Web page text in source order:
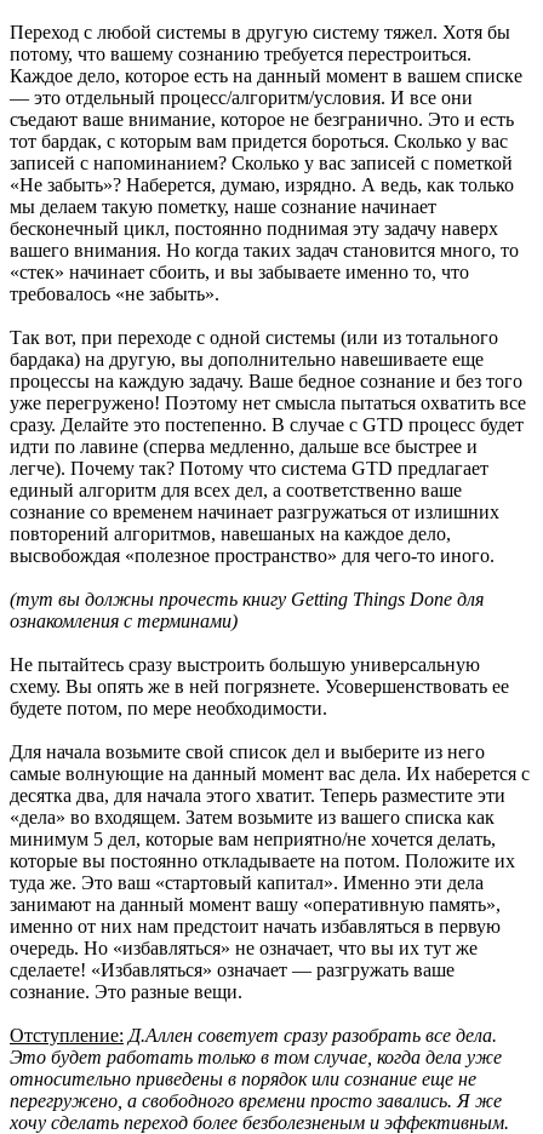
Переход с любой системы в другую систему тяжел. Хотя бы
потому, что вашему сознанию требуется перестроиться.
Каждое дело, которое есть на данный момент в вашем списке
— это отдельный процесс/алгоритм/условия. И все они
съедают ваше внимание, которое не безгранично. Это и есть
тот бардак, с которым вам придется бороться. Сколько у вас
записей с напоминанием? Сколько у вас записей с пометкой
«Не забыть»? Наберется, думаю, изрядно. А ведь, как только
мы делаем такую пометку, наше сознание начинает
бесконечный цикл, постоянно поднимая эту задачу наверх
вашего внимания. Но когда таких задач становится много, то
«стек» начинает сбоить, и вы забываете именно то, что
требовалось «не забыть».
Так вот, при переходе с одной системы (или из тотального
бардака) на другую, вы дополнительно навешиваете еще
процессы на каждую задачу. Ваше бедное сознание и без того
уже перегружено! Поэтому нет смысла пытаться охватить все
сразу. Делайте это постепенно. В случае с GTD процесс будет
идти по лавине (сперва медленно, дальше все быстрее и
легче). Почему так? Потому что система GTD предлагает
единый алгоритм для всех дел, а соответственно ваше
сознание со временем начинает разгружаться от излишних
повторений алгоритмов, навешаных на каждое дело,
высвобождая «полезное пространство» для чего-то иного.
(тут вы должны прочесть книгу Getting Things Done для
ознакомления с терминами)
Не пытайтесь сразу выстроить большую универсальную
схему. Вы опять же в ней погрязнете. Усовершенствовать ее
будете потом, по мере необходимости.
Для начала возьмите свой список дел и выберите из него
самые волнующие на данный момент вас дела. Их наберется с
десятка два, для начала этого хватит. Теперь разместите эти
«дела» во входящем. Затем возьмите из вашего списка как
минимум 5 дел, которые вам неприятно/не хочется делать,
которые вы постоянно откладываете на потом. Положите их
туда же. Это ваш «стартовый капитал». Именно эти дела
занимают на данный момент вашу «оперативную память»,
именно от них нам предстоит начать избавляться в первую
очередь. Но «избавляться» не означает, что вы их тут же
сделаете! «Избавляться» означает — разгружать ваше
сознание. Это разные вещи.
Отступление: Д.Аллен советует сразу разобрать все дела.
Это будет работать только в том случае, когда дела уже
относительно приведены в порядок или сознание еще не
перегружено, а свободного времени просто завались. Я же
хочу сделать переход более безболезненым и эффективным.